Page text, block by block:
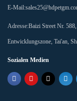
E-Mail:
Adresse:Baizi Street Nr.
Entwicklungszone, Tai'an,
Sozialen Medien